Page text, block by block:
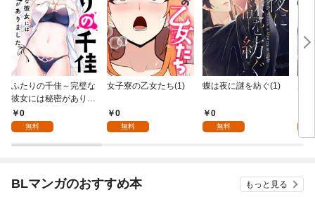
ふたりの千佳～完璧な
彼女には秘密がありま
した(1)
0
無料
女子寮の乙女たち(1)
0
無料
蝶は夜に謎を紡ぐ(1)
0
無料
BLマンガのおすすめ本 もっと見る